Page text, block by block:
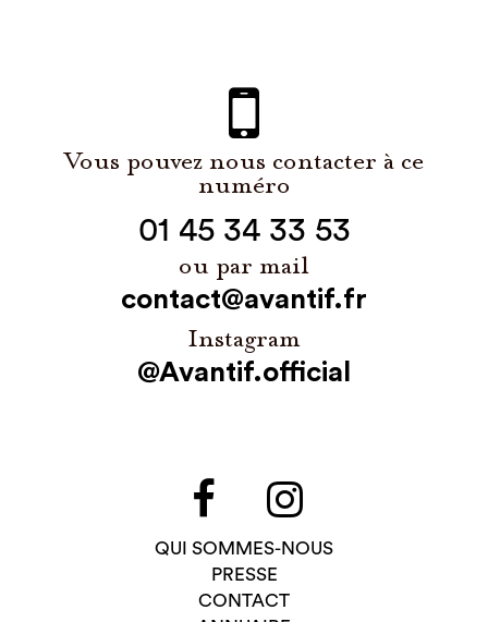
Vous pouvez nous contacter à ce
numéro
01 45 34 33 53
ou par mail
contact@avantif.fr
Instagram
@Avantif.official
QUI SOMMES-NOUS
PRESSE
CONTACT